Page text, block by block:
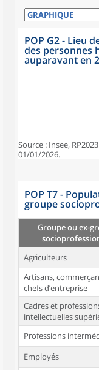
POP G2 - Lieu
des personnes
auparavant en
Source : Insee,
01/01/2026.
POP T7 -
groupe
Groupe ou ex-
Agriculteurs
Artisans,
chefs d’entreprise
Cadres et
intellectuelles
Professions
Employés